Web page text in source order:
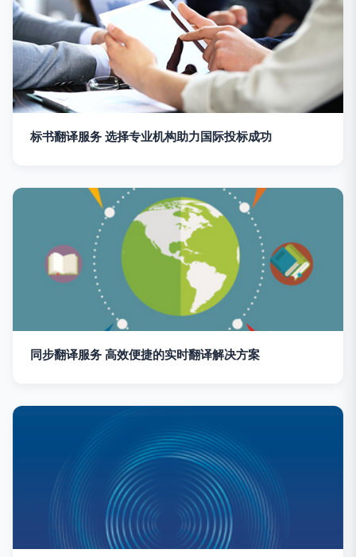
标书翻译服务 选择专业机构助力国际投标成功
同步翻译服务 高效便捷的实时翻译解决方案